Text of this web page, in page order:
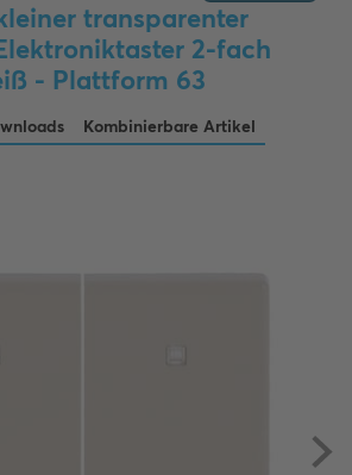
transparenter
2-fach
- Plattform 63
Kombinierbare Artikel